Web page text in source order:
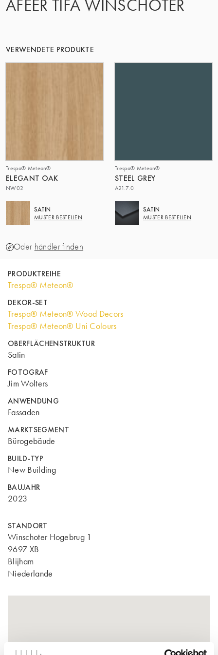
AFEER TIFA WINSCHOTER
VERWENDETE PRODUKTE
Trespa® Meteon®
ELEGANT OAK
NW02
SATIN
MUSTER BESTELLEN
Trespa® Meteon®
STEEL GREY
A21.7.0
SATIN
MUSTER BESTELLEN
Oder händler finden
PRODUKTREIHE
Trespa® Meteon®
DEKOR-SET
Trespa® Meteon® Wood Decors
Trespa® Meteon® Uni Colours
OBERFLÄCHENSTRUKTUR
Satin
FOTOGRAF
Jim Wolters
ANWENDUNG
Fassaden
MARKTSEGMENT
Bürogebäude
BUILD-TYP
New Building
BAUJAHR
2023
STANDORT
Winschoter Hogebrug 1
9697 XB
Blijham
Niederlande